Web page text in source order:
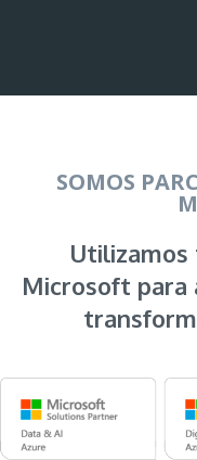
SOMOS
Utilizamos
Microsoft para